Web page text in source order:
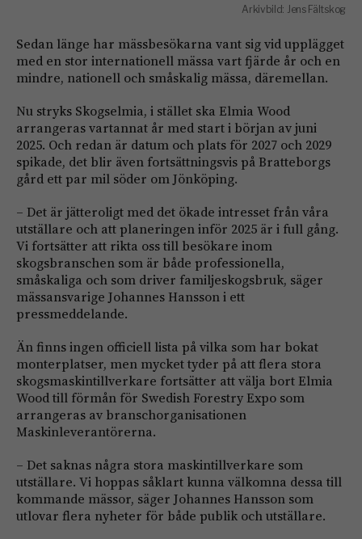
Arkivbild: Jens Fältskog
Sedan länge har mässbesökarna vant sig vid upplägget
med en stor internationell mässa vart fjärde år och en
mindre, nationell och småskalig mässa, däremellan.
Nu stryks Skogselmia, i stället ska Elmia Wood
arrangeras vartannat år med start i början av juni
2025. Och redan är datum och plats för 2027 och 2029
spikade, det blir även fortsättningsvis på Bratteborgs
gård ett par mil söder om Jönköping.
– Det är jätteroligt med det ökade intresset från våra
utställare och att planeringen inför 2025 är i full gång.
Vi fortsätter att rikta oss till besökare inom
skogsbranschen som är både professionella,
småskaliga och som driver familjeskogsbruk, säger
mässansvarige Johannes Hansson i ett
pressmeddelande.
Än finns ingen officiell lista på vilka som har bokat
monterplatser, men mycket tyder på att flera stora
skogsmaskintillverkare fortsätter att välja bort Elmia
Wood till förmån för Swedish Forestry Expo som
arrangeras av branschorganisationen
Maskinleverantörerna.
– Det saknas några stora maskintillverkare som
utställare. Vi hoppas såklart kunna välkomna dessa till
kommande mässor, säger Johannes Hansson som
utlovar flera nyheter för både publik och utställare.